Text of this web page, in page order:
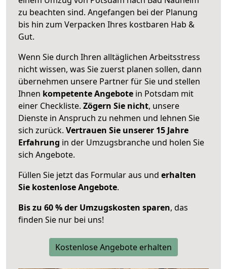
zu beachten sind. Angefangen bei der Planung
bis hin zum Verpacken Ihres kostbaren Hab &
Gut.
Wenn Sie durch Ihren alltäglichen Arbeitsstress
nicht wissen, was Sie zuerst planen sollen, dann
übernehmen unsere Partner für Sie und stellen
Ihnen kompetente Angebote in Potsdam mit
einer Checkliste. Zögern Sie nicht, unsere
Dienste in Anspruch zu nehmen und lehnen Sie
sich zurück. Vertrauen Sie unserer 15 Jahre
Erfahrung in der Umzugsbranche und holen Sie
sich Angebote.
Füllen Sie jetzt das Formular aus und erhalten
Sie kostenlose Angebote.
Bis zu 60 % der Umzugskosten sparen, das
finden Sie nur bei uns!
Kostenlose Angebote erhalten